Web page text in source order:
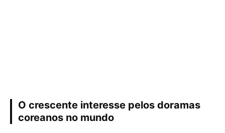
O crescente interesse pelos doramas
coreanos no mundo